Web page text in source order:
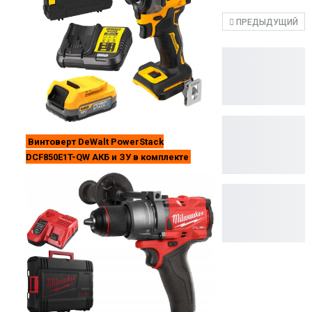
ПРЕДЫДУЩИЙ
Винтоверт DeWalt PowerStack
DCF850E1T-QW АКБ и ЗУ в комплекте